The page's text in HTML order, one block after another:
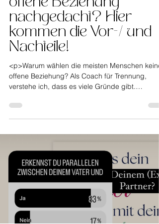
Schon mal über eine
offene Beziehung
nachgedacht? Hier
kommen die Vor-/ und
Nachteile!
<p>Warum wählen die meisten Menschen keine
verstehe ich, dass es viele Gründe gibt.
Gesellschaftliche Normen und Erwartungen
wir uns alle nach Sicherheit und Stabilität
Offene Beziehungen können [&hellip;]</p>